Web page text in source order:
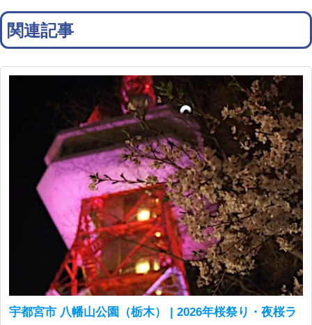
関連記事
宇都宮市 八幡山公園（栃木） | 2026年桜祭り・夜桜ラ